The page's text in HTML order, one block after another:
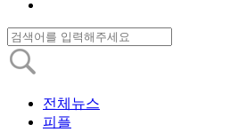
전체뉴스
피플